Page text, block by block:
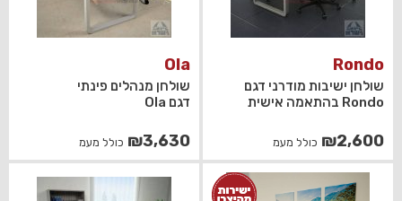
Rondo
שולחן ישיבות מודרני דגם
Rondo בהתאמה אישית
₪2,600 כולל מעמ
Ola
שולחן מנהלים פינתי
דגם Ola
₪3,630 כולל מעמ